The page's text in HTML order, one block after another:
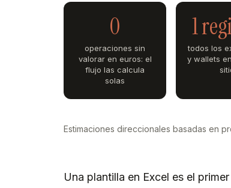
0
operaciones sin
valorar en euros: el
flujo las calcula
solas
1
todos los
y wallets
Estimaciones direccionales basadas en
Una plantilla en Excel es el